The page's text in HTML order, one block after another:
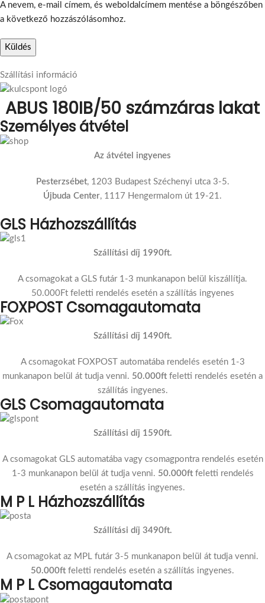
A nevem, e-mail címem, és weboldalcímem mentése a böngészőben
a következő hozzászólásomhoz.
Szállítási információ
ABUS 180IB/50 számzáras lakat
Személyes átvétel
Az átvétel ingyenes
Pesterzsébet, 1203 Budapest Széchenyi utca 3-5.
Újbuda Center, 1117 Hengermalom út 19-21.
GLS Házhozszállítás
Szállítási díj 1990ft.
A csomagokat a GLS futár 1-3 munkanapon belül kiszállítja.
50.000Ft feletti rendelés esetén a szállítás ingyenes
FOXPOST Csomagautomata
Szállítási díj 1490ft.
A csomagokat FOXPOST automatába rendelés esetén 1-3
munkanapon belül át tudja venni. 50.000ft feletti rendelés esetén a
szállítás ingyenes.
GLS Csomagautomata
Szállítási díj 1590ft.
A csomagokat GLS automatába vagy csomagpontra rendelés esetén
1-3 munkanapon belül át tudja venni. 50.000ftfeletti rendelés
esetén a szállítás ingyenes.
M P L Házhozszállítás
Szállítási díj 3490ft.
A csomagokat az MPL futár 3-5 munkanapon belül át tudja venni.
50.000ft feletti rendelés esetén a szállítás ingyenes.
M P L Csomagautomata